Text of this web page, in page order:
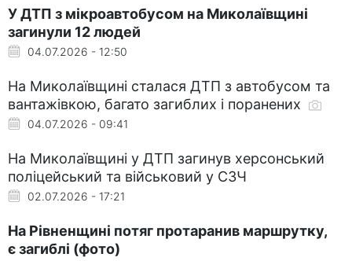
У ДТП з мікроавтобусом на Миколаївщині
загинули 12 людей
04.07.2026 - 12:50
На Миколаївщині сталася ДТП з автобусом та
вантажівкою, багато загиблих і поранених
04.07.2026 - 09:41
На Миколаївщині у ДТП загинув херсонський
поліцейський та військовий у СЗЧ
02.07.2026 - 17:21
На Рівненщині потяг протаранив маршрутку,
є загиблі (фото)